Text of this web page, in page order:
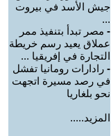
جيش الأسد في بيروت
...
- مصر تبدأ بتنفيذ ممر
عملاق يعيد رسم خريطة
التجارة في إفريقيا ...
- رادارات رومانيا تفشل
في رصد مسيرة اتجهت
نحو بلغاريا
المزيد.....